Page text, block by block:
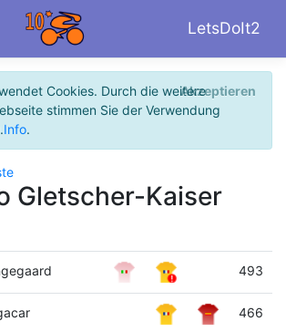
LetsDoIt2
Cookies. Durch die weitere
stimmen Sie der Verwendung
Info.
Akzeptieren
Gletscher-Kaiser
493
466